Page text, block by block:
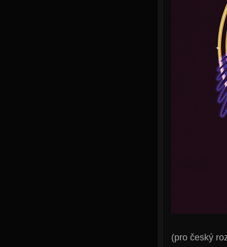
(pro český